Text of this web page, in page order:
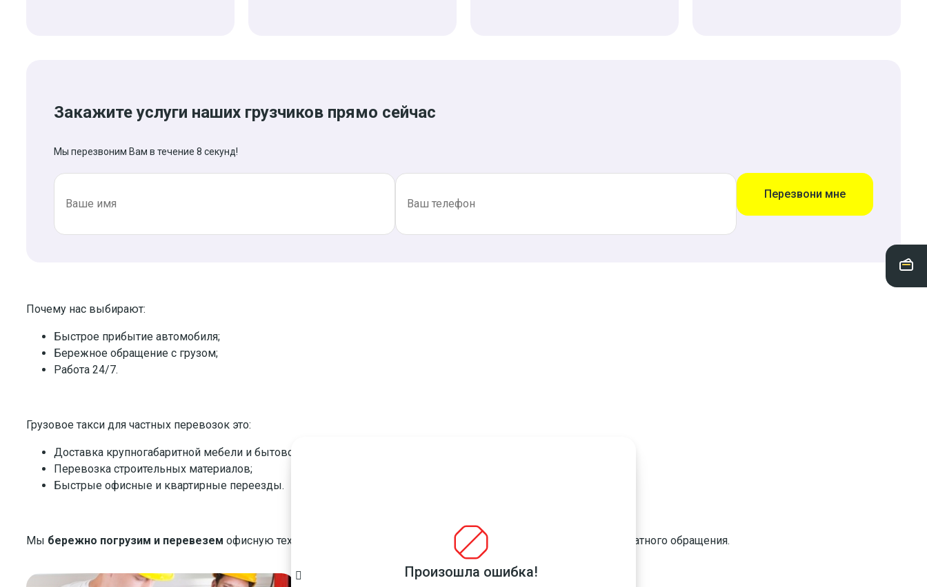
Закажите услуги наших грузчиков прямо сейчас
Мы перезвоним Вам в течение 8 секунд!
Перезвони мне
Почему нас выбирают:
Быстрое прибытие автомобиля;
Бережное обращение с грузом;
Работа 24/7.
Грузовое такси для частных перевозок это:
Доставка крупногабаритной мебели и бытовой техники;
Перевозка строительных материалов;
Быстрые офисные и квартирные переезды.
Мы бережно погрузим и перевезем офисную технику, посуду, мебель и другие предметы, которые требуют аккуратного обращения.
Произошла ошибка!